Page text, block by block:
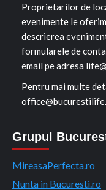
Proprietarilor de
evenimente le
descrierea
formularele de
email pe adresa
Pentru mai multe
Grupul
MireasaPerfecta.ro
Nunta in Bucuresti.ro